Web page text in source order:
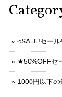
<SALE!セー
★50%OFFセ
1000円以下の